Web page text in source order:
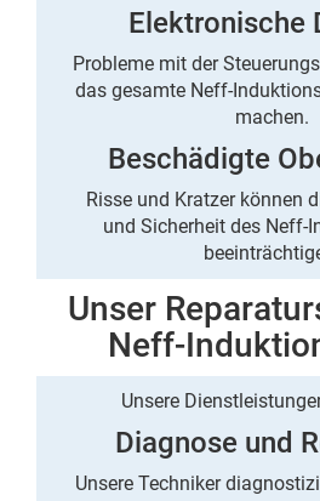
Elektronische
Probleme mit der
das gesamte Neff-
machen.
Beschädigte
Risse und Kratzer können
und Sicherheit des Neff-
Unser
Neff-
Unsere
Diagnose und
Unsere Techniker